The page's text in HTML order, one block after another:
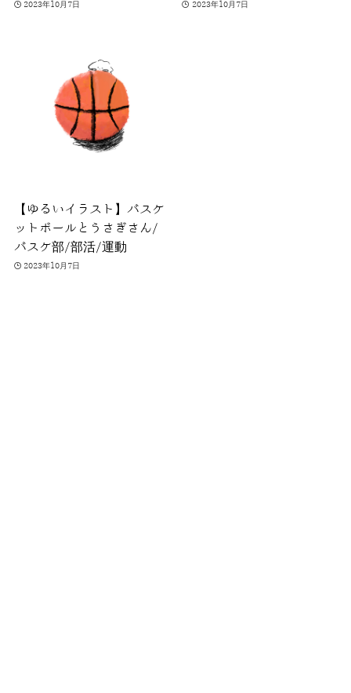
2023年10月7日 2023年10月7日
【ゆるいイラスト】バスケ
ットボールとうさぎさん/
バスケ部/部活/運動
2023年10月7日